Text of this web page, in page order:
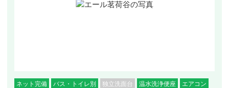
ネット完備 バス・トイレ別 独立洗面台 温水洗浄便座
エアコン